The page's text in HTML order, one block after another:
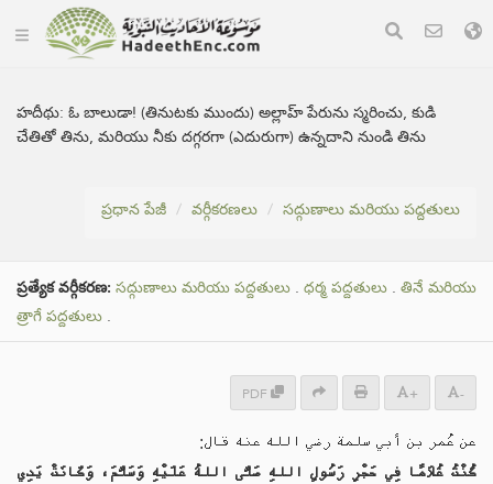
హదీథు:ఓ బాలుడా! (తినుటకు ముందు) అల్లాహ్ పేరును స్మరించు, కుడి
చేతితో తిను, మరియు నీకు దగ్గరగా (ఎదురుగా) ఉన్నదాని నుండి తిను
ప్రధాన పేజీ వర్గీకరణలు సద్గుణాలు మరియు పద్దతులు
ప్రత్యేక వర్గీకరణ: సద్గుణాలు మరియు పద్దతులు . ధర్మ పద్దతులు . తినే మరియు
త్రాగే పద్దతులు .
PDF + -
عن عُمر بن أبي سلمة رضي الله عنه قال:
كُنْتُ غُلَامًا فِي حَجْرِ رَسُولِ اللهِ صَلَّى اللهُ عَلَيْهِ وَسَلَّمَ، وَكَانَتْ يَدِي